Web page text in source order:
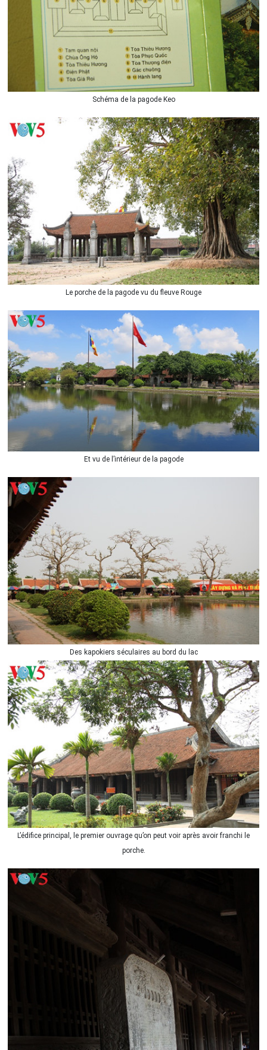
Schéma de la pagode Keo
Le porche de la pagode vu du fleuve Rouge
Et vu de l’intérieur de la pagode
Des kapokiers séculaires au bord du lac
L’édifice principal, le premier ouvrage qu’on peut voir après avoir franchi le
porche.